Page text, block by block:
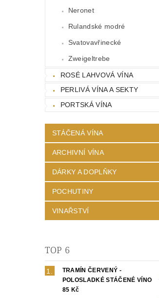
Neronet
Rulandské modré
Svatovavřinecké
Zweigeltrebe
ROSÉ LAHVOVÁ VÍNA
PERLIVÁ VÍNA A SEKTY
PORTSKÁ VÍNA
STÁČENÁ VÍNA
ARCHIVNÍ VÍNA
DÁRKY A DOPLŇKY
POCHUTINY
VINAŘSTVÍ
TOP 6
TRAMÍN ČERVENÝ -
POLOSLADKÉ STÁČENÉ VÍNO
85 Kč